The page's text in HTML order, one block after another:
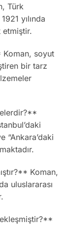
Türk
yılında
etmiştir.
Koman, soyut
bir tarz
“Ankara’daki
Koman,
uluslararası